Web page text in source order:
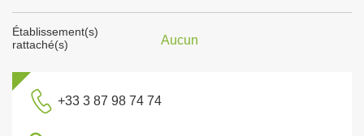
Établissement(s)
rattaché(s)
Aucun
+33 3 87 98 74 74